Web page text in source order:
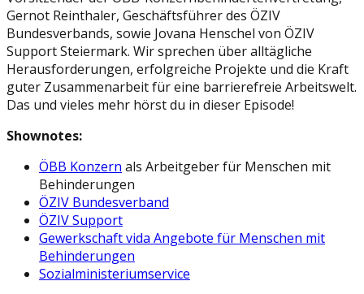
Gernot Reinthaler, Geschäftsführer des ÖZIV
Bundesverbands, sowie Jovana Henschel von ÖZIV
Support Steiermark. Wir sprechen über alltägliche
Herausforderungen, erfolgreiche Projekte und die Kraft
guter Zusammenarbeit für eine barrierefreie Arbeitswelt.
Das und vieles mehr hörst du in dieser Episode!
Shownotes:
ÖBB Konzern als Arbeitgeber für Menschen mit
Behinderungen
ÖZIV Bundesverband
ÖZIV Support
Gewerkschaft vida Angebote für Menschen mit
Behinderungen
Sozialministeriumservice